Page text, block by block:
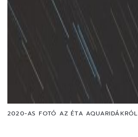
2020-AS FOTÓ AZ ÉTA AQUARIDÁKRÓL